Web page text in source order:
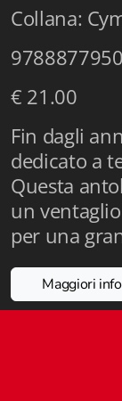
Collana:
€ 21.00
Fin dagli
dedicato a
Questa
un
per una
Maggiori info
Istituzioni -
Jus Helveticum
Libella
Maestri della
Oltre le frontiere
Storia
Spyra
Testi scolastici